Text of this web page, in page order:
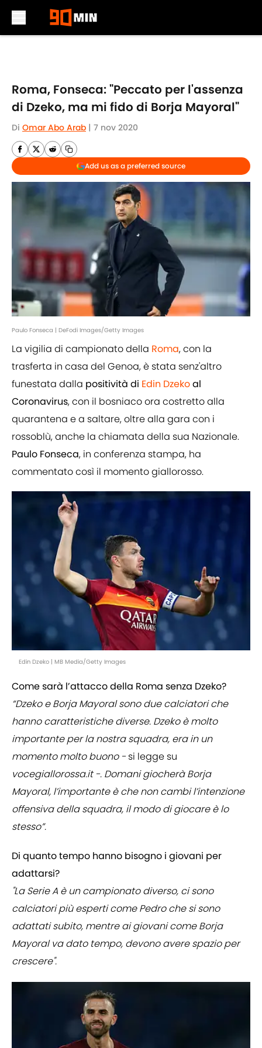
Roma, Fonseca: "Peccato per l'assenza
di Dzeko, ma mi fido di Borja Mayoral"
Di Omar Abo Arab | 7 nov 2020
Add us as a preferred source
Paulo Fonseca | DeFodi Images/Getty Images
La vigilia di campionato della Roma, con la
trasferta in casa del Genoa, è stata senz'altro
funestata dalla positività di Edin Dzekoal
Coronavirus, con il bosniaco ora costretto alla
quarantena e a saltare, oltre alla gara con i
rossoblù, anche la chiamata della sua Nazionale.
Paulo Fonseca, in conferenza stampa, ha
commentato così il momento giallorosso.
Edin Dzeko | MB Media/Getty Images
Come sarà l’attacco della Roma senza Dzeko?
“Dzeko e Borja Mayoral sono due calciatori che
hanno caratteristiche diverse. Dzeko è molto
importante per la nostra squadra, era in un
momento molto buono -si legge su
vocegiallorossa.it -. Domani giocherà Borja
Mayoral, l’importante è che non cambi l’intenzione
offensiva della squadra, il modo di giocare è lo
stesso”.
Di quanto tempo hanno bisogno i giovani per
adattarsi?
"La Serie A è un campionato diverso, ci sono
calciatori più esperti come Pedro che si sono
adattati subito, mentre ai giovani come Borja
Mayoral va dato tempo, devono avere spazio per
crescere".